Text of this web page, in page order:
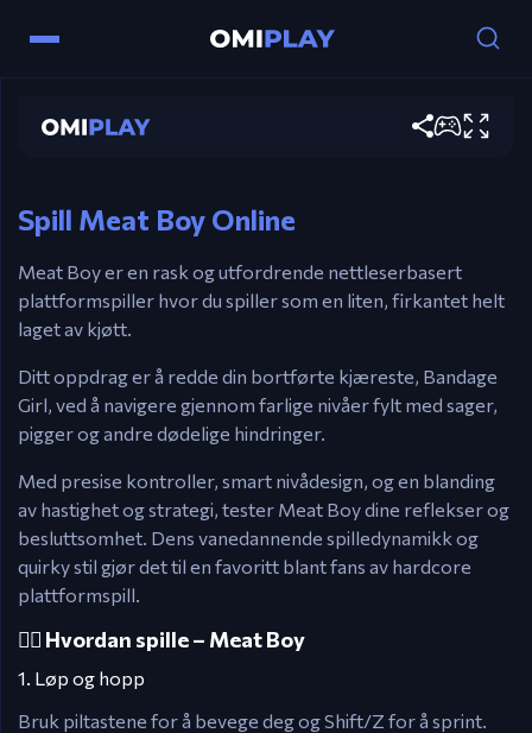
Meat Boy
A / Mellomrom – Hopp.
Spill Meat Boy Online
Meat Boy er en rask og utfordrende nettleserbasert
plattformspiller hvor du spiller som en liten, firkantet helt
laget av kjøtt.
Ditt oppdrag er å redde din bortførte kjæreste, Bandage
Girl, ved å navigere gjennom farlige nivåer fylt med sager,
pigger og andre dødelige hindringer.
Med presise kontroller, smart nivådesign, og en blanding
av hastighet og strategi, tester Meat Boy dine reflekser og
besluttsomhet. Dens vanedannende spilledynamikk og
quirky stil gjør det til en favoritt blant fans av hardcore
plattformspill.
🤹‍♂️ Hvordan spille – Meat Boy
1. Løp og hopp
Bruk piltastene for å bevege deg og Shift/Z for å sprint.